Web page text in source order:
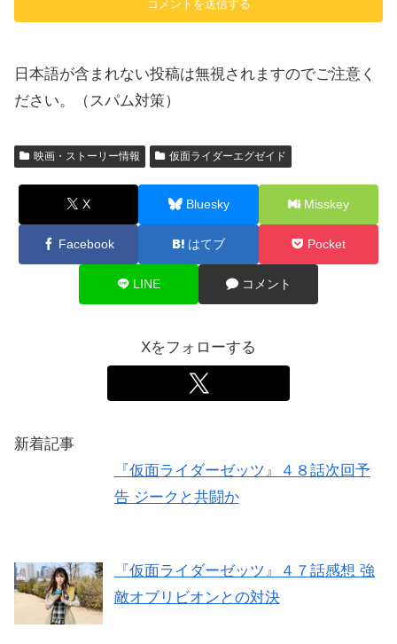
日本語が含まれない投稿は無視されますのでご注意く
ださい。（スパム対策）
映画・ストーリー情報 仮面ライダーエグゼイド
X Bluesky Misskey
Facebook はてブ Pocket
LINE コメント
Xをフォローする
新着記事
『仮面ライダーゼッツ』４８話次回予
告 ジークと共闘か
『仮面ライダーゼッツ』４７話感想 強
敵オブリビオンとの対決